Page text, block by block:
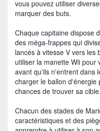
vous pouvez utiliser
marquer des buts.
Chaque capitaine dispose
des méga-frappes qui
lancés à vitesse V vers les
utiliser la manette Wii pour
avant qu'ils n'entrent dans
charger le ballon d'énergie
chances de trouver sa cible.
Chacun des stades de
caractéristiques et des